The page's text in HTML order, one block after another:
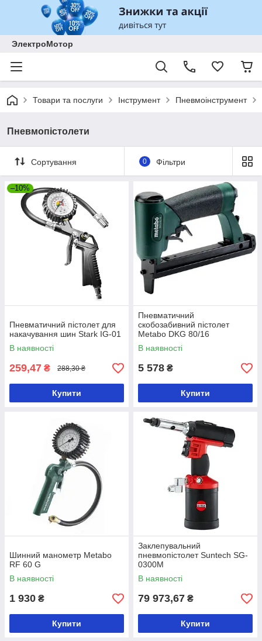
ЭлектроМотор
Товари та послуги Інструмент Пневмоінструмент
Пневмопістолети
Сортування 0 Фільтри
–10%
Пневматичний пістолет для
накачування шин Stark IG-01
В наявності
259,47 ₴ 288,30 ₴
Купити
Пневматичний
скобозабивний пістолет
Metabo DKG 80/16
В наявності
5 578 ₴
Купити
Шинний манометр Metabo
RF 60 G
В наявності
1 930 ₴
Купити
Заклепувальний
пневмопістолет Suntech SG-
0300M
В наявності
79 973,67 ₴
Купити